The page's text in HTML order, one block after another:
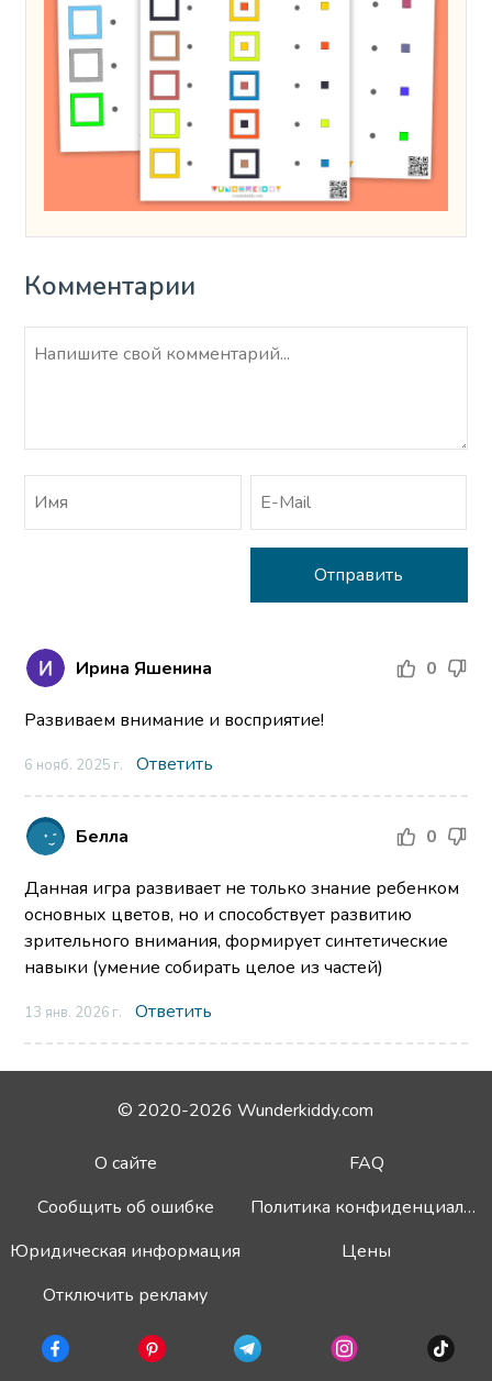
Комментарии
Ирина Яшенина 0
Развиваем внимание и восприятие!
6 нояб. 2025 г. Ответить
Белла 0
Данная игра развивает не только знание ребенком
основных цветов, но и способствует развитию
зрительного внимания, формирует синтетические
навыки (умение собирать целое из частей)
13 янв. 2026 г. Ответить
© 2020-2026 Wunderkiddy.com
О сайте
FAQ
Сообщить об ошибке
Политика конфиденциальности
Юридическая информация
Цены
Отключить рекламу